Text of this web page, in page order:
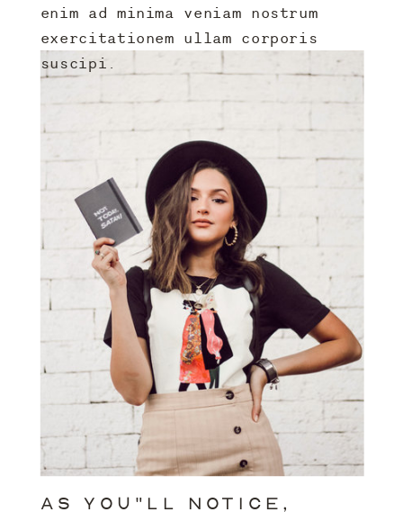
enim ad minima veniam nostrum
exercitationem ullam corporis
suscipi.
AS YOU"LL NOTICE,